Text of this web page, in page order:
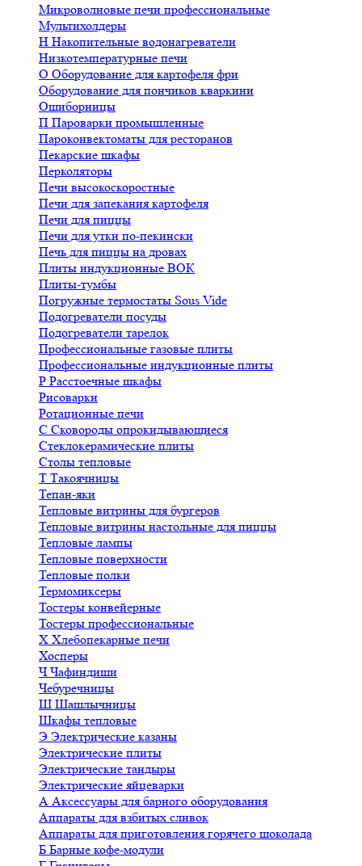
Микроволновые печи профессиональные
Мультихолдеры
Н Накопительные водонагреватели
Низкотемпературные печи
О Оборудование для картофеля фри
Оборудование для пончиков кваркини
Ошиборницы
П Пароварки промышленные
Пароконвектоматы для ресторанов
Пекарские шкафы
Перколяторы
Печи высокоскоростные
Печи для запекания картофеля
Печи для пиццы
Печи для утки по-пекински
Печь для пиццы на дровах
Плиты индукционные ВОК
Плиты-тумбы
Погружные термостаты Sous Vide
Подогреватели посуды
Подогреватели тарелок
Профессиональные газовые плиты
Профессиональные индукционные плиты
Р Расстоечные шкафы
Рисоварки
Ротационные печи
С Сковороды опрокидывающиеся
Стеклокерамические плиты
Столы тепловые
Т Такоячницы
Тепан-яки
Тепловые витрины для бургеров
Тепловые витрины настольные для пиццы
Тепловые лампы
Тепловые поверхности
Тепловые полки
Термомиксеры
Тостеры конвейерные
Тостеры профессиональные
Х Хлебопекарные печи
Хосперы
ЧЧафиндиши
Чебуречницы
Ш Шашлычницы
Шкафы тепловые
Э Электрические казаны
Электрические плиты
Электрические тандыры
Электрические яйцеварки
А Аксессуары для барного оборудования
Аппараты для взбитых сливок
Аппараты для приготовления горячего шоколада
Б Барные кофе-модули